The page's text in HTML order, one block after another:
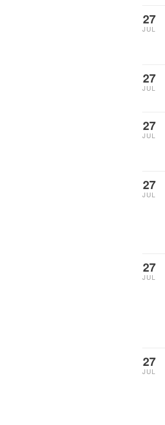
27
JUL
27
JUL
27
JUL
27
JUL
27
JUL
27
JUL